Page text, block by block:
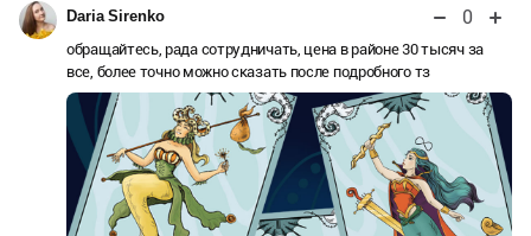
Daria Sirenko 0
обращайтесь, рада сотрудничать, цена в районе 30 тысяч за
все, более точно можно сказать после подробного тз